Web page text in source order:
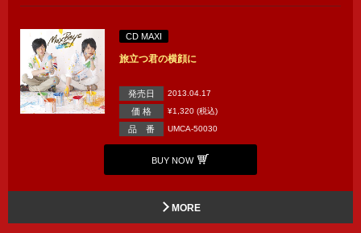
CD MAXI
旅立つ君の横顔に
発売日 2013.04.17
価 格 ¥1,320 (税込)
品 番 UMCA-50030
BUY NOW
MORE